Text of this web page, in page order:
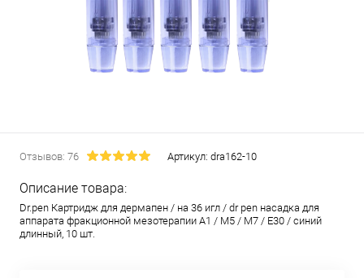
Отзывов: 76 Артикул: dra162-10
Описание товара:
Dr.pen Картридж для дермапен / на 36 игл / dr pen насадка для
аппарата фракционной мезотерапии А1 / M5 / М7 / E30 / синий
длинный, 10 шт.